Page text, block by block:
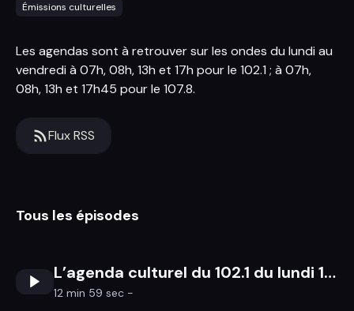
Émissions culturelles
Les agendas sont à retrouver sur les ondes du lundi au
vendredi à 07h, 08h, 13h et 17h pour le 102.1 ; à 07h,
08h, 13h et 17h45 pour le 107.8.
Flux RSS
Tous les épisodes
L’agenda culturel du 102.1 du lundi 18 au dimanche 24 mai 2026
12 min 59 sec -